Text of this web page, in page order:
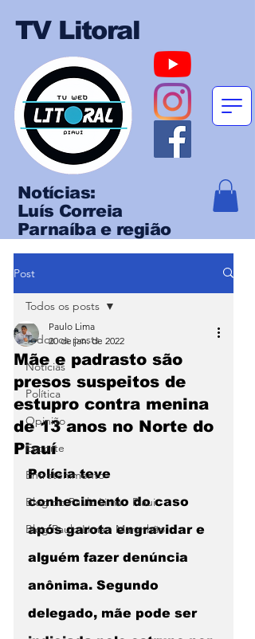
TV Litoral
Notícias:
Luís Correia
Parnaíba e região
Post
Todos os posts
Notícias
Política
Opinião
Esporte
Entretenimento
Blog do Paulo Lima - Piaui
Blog Paulo Lima - Maranhão
Todos os posts
Mãe e padrasto são
presos suspeitos de
estupro contra menina
de 13 anos no Norte do
Piauí
Paulo Lima
20 de jan. de 2022
Polícia teve
conhecimento do caso
após garota engravidar e
alguém fazer denúncia
anônima. Segundo
delegado, mãe pode ser